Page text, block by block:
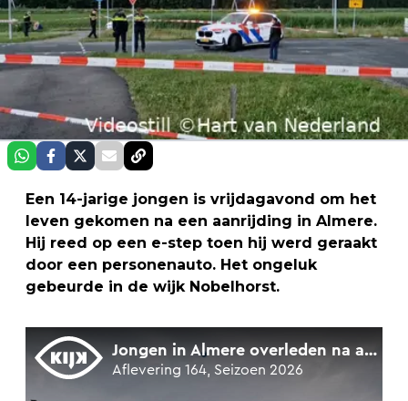
Een 14-jarige jongen is vrijdagavond om het
leven gekomen na een aanrijding in Almere.
Hij reed op een e-step toen hij werd geraakt
door een personenauto. Het ongeluk
gebeurde in de wijk Nobelhorst.